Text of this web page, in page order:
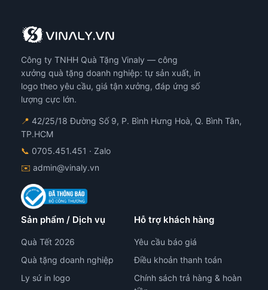
Công ty TNHH Quà Tặng Vinaly — công
xưởng quà tặng doanh nghiệp: tự sản xuất, in
logo theo yêu cầu, giá tận xưởng, đáp ứng số
lượng cực lớn.
📍 42/25/18 Đường Số 9, P. Bình Hưng Hoà, Q. Bình Tân,
TP.HCM
📞 0705.451.451 · Zalo
✉️ admin@vinaly.vn
Sản phẩm / Dịch vụ
Quà Tết 2026
Quà tặng doanh nghiệp
Ly sứ in logo
Hỗ trợ khách hàng
Yêu cầu báo giá
Điều khoản thanh toán
Chính sách trả hàng & hoàn